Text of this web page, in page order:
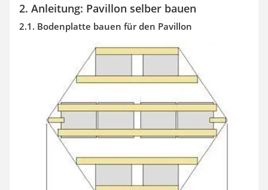
2. Anleitung: Pavillon selber bauen
2.1. Bodenplatte bauen für den Pavillon